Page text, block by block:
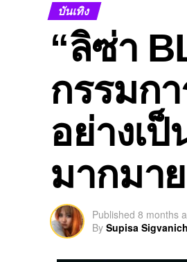
บันเทิง
“ลิซ่า
กรรมก
อย่างเ
มากมาย
Published 8 months
By Supisa Sigvanich